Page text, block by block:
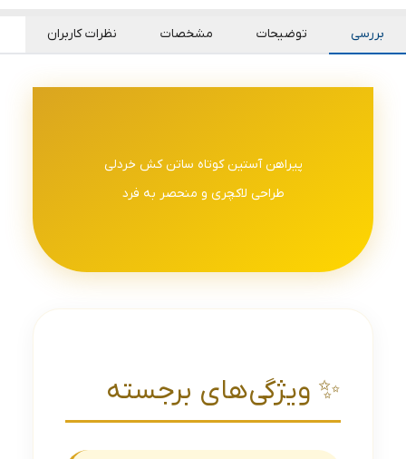
بررسی توضیحات مشخصات نظرات کاربران
پیراهن آستین کوتاه ساتن کش خردلی
طراحی لاکچری و منحصر به فرد
✨ ویژگی‌های برجسته